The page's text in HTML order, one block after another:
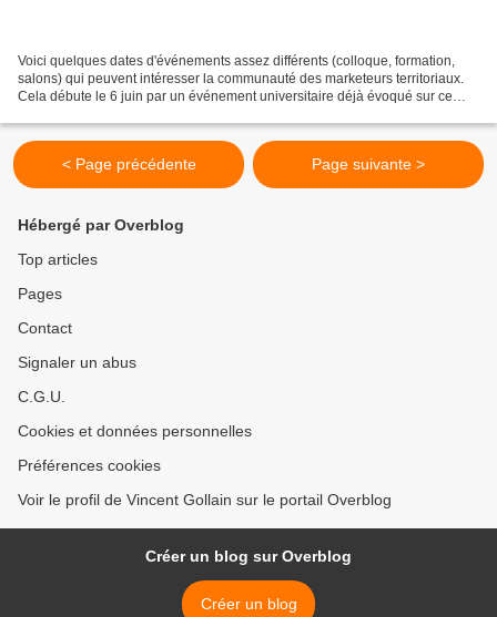
Voici quelques dates d'événements assez différents (colloque, formation,
salons) qui peuvent intéresser la communauté des marketeurs territoriaux.
Cela débute le 6 juin par un événement universitaire déjà évoqué sur ce
< Page précédente Page suivante >
Hébergé par Overblog
Top articles
Pages
Contact
Signaler un abus
C.G.U.
Cookies et données personnelles
Préférences cookies
Voir le profil de Vincent Gollain sur le portail Overblog
Créer un blog sur Overblog
Créer un blog